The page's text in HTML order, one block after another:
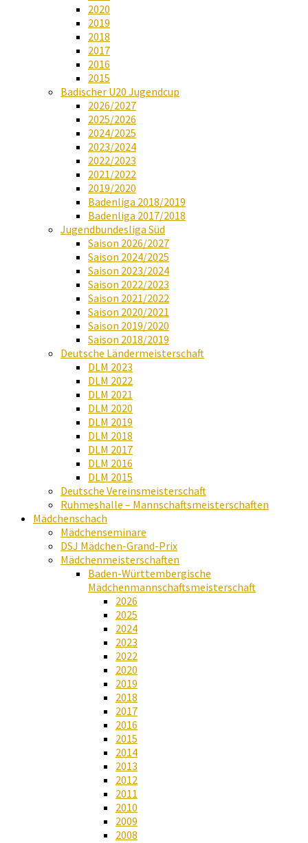
2020
2019
2018
2017
2016
2015
Badischer U20 Jugendcup
2026/2027
2025/2026
2024/2025
2023/2024
2022/2023
2021/2022
2019/2020
Badenliga 2018/2019
Badenliga 2017/2018
Jugendbundesliga Süd
Saison 2026/2027
Saison 2024/2025
Saison 2023/2024
Saison 2022/2023
Saison 2021/2022
Saison 2020/2021
Saison 2019/2020
Saison 2018/2019
Deutsche Ländermeisterschaft
DLM 2023
DLM 2022
DLM 2021
DLM 2020
DLM 2019
DLM 2018
DLM 2017
DLM 2016
DLM 2015
Deutsche Vereinsmeisterschaft
Ruhmeshalle – Mannschaftsmeisterschaften
Mädchenschach
Mädchenseminare
DSJ Mädchen-Grand-Prix
Mädchenmeisterschaften
Baden-Württembergische
Mädchenmannschaftsmeisterschaft
2026
2025
2024
2023
2022
2020
2019
2018
2017
2016
2015
2014
2013
2012
2011
2010
2009
2008